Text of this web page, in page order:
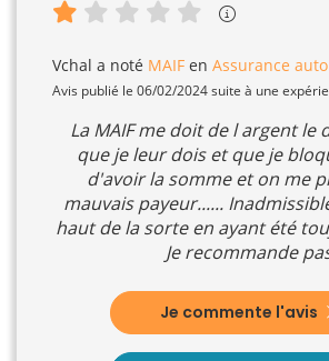
Vchal a noté MAIF en Assurance auto
Avis publié le 06/02/2024 suite à une
La MAIF me doit de l argent le
que je leur dois et que je
d'avoir la somme et on me
mauvais payeur......
haut de la sorte en ayant été
Je recommande
Je commente l'avis